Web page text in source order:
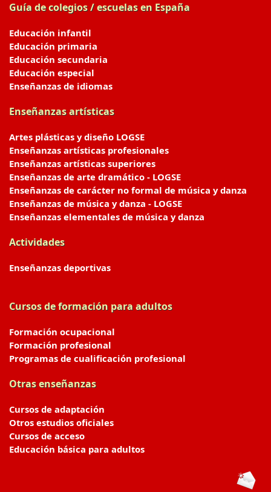
Guía de colegios / escuelas en España
Educación infantil
Educación primaria
Educación secundaria
Educación especial
Enseñanzas de idiomas
Enseñanzas artísticas
Artes plásticas y diseño LOGSE
Enseñanzas artísticas profesionales
Enseñanzas artísticas superiores
Enseñanzas de arte dramático - LOGSE
Enseñanzas de carácter no formal de música y danza
Enseñanzas de música y danza - LOGSE
Enseñanzas elementales de música y danza
Actividades
Enseñanzas deportivas
Cursos de formación para adultos
Formación ocupacional
Formación profesional
Programas de cualificación profesional
Otras enseñanzas
Cursos de adaptación
Otros estudios oficiales
Cursos de acceso
Educación básica para adultos